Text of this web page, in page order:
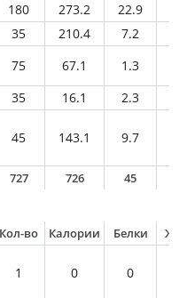
180 273.2 22.9
35 210.4 7.2
75 67.1 1.3
35 16.1 2.3
45 143.1 9.7
727 726 45
Кол-во Калории Белки
1 0 0